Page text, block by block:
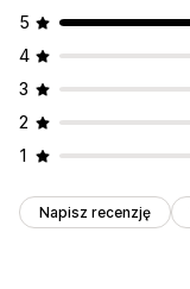
5
4
3
2
1
Napisz recenzję